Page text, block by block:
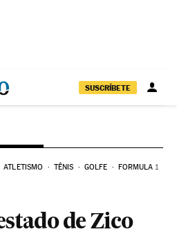
SUSCRÍBETE
ATLETISMO TÊNIS GOLFE FORMULA 1
de Zico